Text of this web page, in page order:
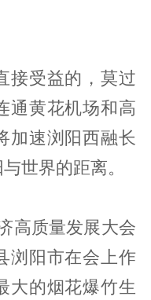
接受益的，莫过
通黄花机场和高
加速浏阳西融长
世界的距离。
高质量发展大会
浏阳市在会上作
大的烟花爆竹生